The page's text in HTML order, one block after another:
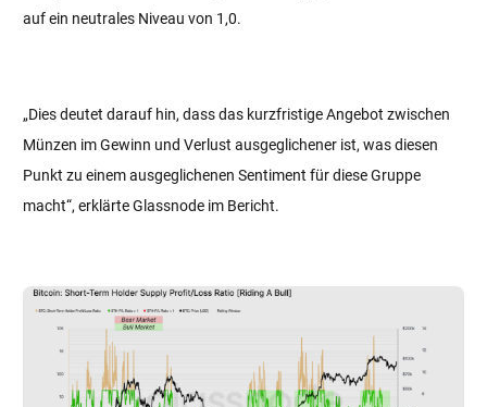
auf ein neutrales Niveau von 1,0.
„Dies deutet darauf hin, dass das kurzfristige Angebot zwischen
Münzen im Gewinn und Verlust ausgeglichener ist, was diesen
Punkt zu einem ausgeglichenen Sentiment für diese Gruppe
macht“, erklärte Glassnode im Bericht.